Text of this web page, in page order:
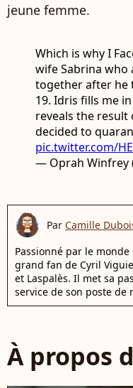
jeune femme.
Which is why I
wife Sabrina who
together after he
19. Idris fills me
reveals the
decided to
pic.twitter.com/
— Oprah Winfrey
Par Camille
Passionné par le
grand fan de Cyril
et Laspalès. Il met sa
service de son poste de
À propos